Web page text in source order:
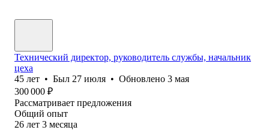
Технический директор, руководитель службы, начальник
цеха
45 лет • Был 27 июля • Обновлено 3 мая
300 000 ₽
Рассматривает предложения
Общий опыт
26 лет 3 месяца